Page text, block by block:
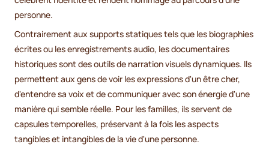
personne.
Contrairement aux supports statiques tels que les biographies
écrites ou les enregistrements audio, les documentaires
historiques sont des outils de narration visuels dynamiques. Ils
permettent aux gens de voir les expressions d'un être cher,
d'entendre sa voix et de communiquer avec son énergie d'une
manière qui semble réelle. Pour les familles, ils servent de
capsules temporelles, préservant à la fois les aspects
tangibles et intangibles de la vie d'une personne.